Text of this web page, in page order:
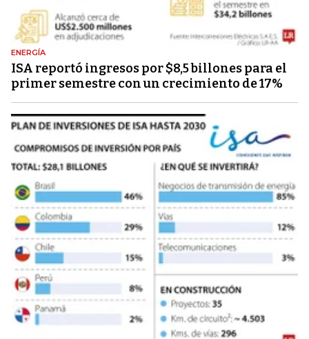
ENERGÍA
ISA reportó ingresos por $8,5 billones para el
primer semestre con un crecimiento de 17%